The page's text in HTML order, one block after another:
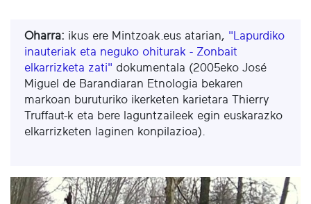
Oharra: ikus ere Mintzoak.eus atarian, "Lapurdiko
inauteriak eta neguko ohiturak - Zonbait
elkarrizketa zati" dokumentala (2005eko José
Miguel de Barandiaran Etnologia bekaren
markoan buruturiko ikerketen karietara Thierry
Truffaut-k eta bere laguntzaileek egin euskarazko
elkarrizketen laginen konpilazioa).